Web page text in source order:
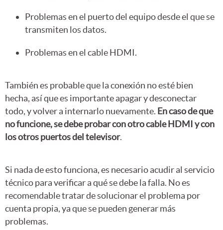
Problemas en el puerto del equipo desde el que se
transmiten los datos.
Problemas en el cable HDMI.
También es probable que la conexión no esté bien
hecha, así que es importante apagar y desconectar
todo, y volver a internarlo nuevamente. En caso de que
no funcione, se debe probar con otro cable HDMI y con
los otros puertos del televisor.
Si nada de esto funciona, es necesario acudir al servicio
técnico para verificar a qué se debe la falla. No es
recomendable tratar de solucionar el problema por
cuenta propia, ya que se pueden generar más
problemas.